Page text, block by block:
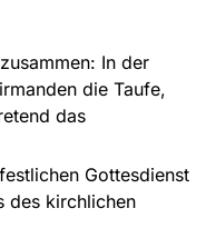
In der
die Taufe,
das
Gottesdienst
des kirchlichen